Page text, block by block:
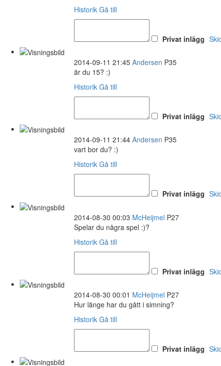
Historik Gå till
Privat inlägg
2014-09-11 21:45 Andersen P35
är du 15? :)
Historik Gå till
Privat inlägg
2014-09-11 21:44 Andersen P35
vart bor du? :)
Historik Gå till
Privat inlägg
2014-08-30 00:03 McHeijmel P27
Spelar du några spel :)?
Historik Gå till
Privat inlägg
2014-08-30 00:01 McHeijmel P27
Hur länge har du gått i simning?
Historik Gå till
Privat inlägg